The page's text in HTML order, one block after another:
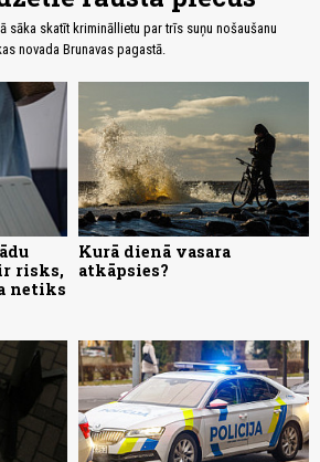
sāka skatīt krimināllietu par trīs suņu nošaušanu
novada Brunavas pagastā.
risks,
netiks
Kurā dienā vasara
atkāpsies?